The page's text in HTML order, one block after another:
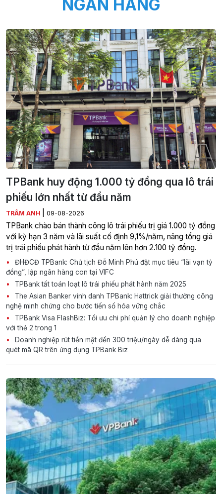
NGÂN HÀNG
TPBank huy động 1.000 tỷ đồng qua lô trái
phiếu lớn nhất từ đầu năm
TRÂM ANH 09-08-2026
TPBank chào bán thành công lô trái phiếu trị giá 1.000 tỷ đồng
với kỳ hạn 3 năm và lãi suất cố định 9,1%/năm, nâng tổng giá
trị trái phiếu phát hành từ đầu năm lên hơn 2.100 tỷ đồng.
ĐHĐCĐ TPBank: Chủ tịch Đỗ Minh Phú đặt mục tiêu “lãi vạn tỷ
đồng”, lập ngân hàng con tại VIFC
TPBank tất toán loạt lô trái phiếu phát hành năm 2025
The Asian Banker vinh danh TPBank: Hattrick giải thưởng công
nghệ minh chứng cho bước tiến số hóa vững chắc
TPBank Visa FlashBiz: Tối ưu chi phí quản lý cho doanh nghiệp
với thẻ 2 trong 1
Doanh nghiệp rút tiền mặt đến 300 triệu/ngày dễ dàng qua
quét mã QR trên ứng dụng TPBank Biz